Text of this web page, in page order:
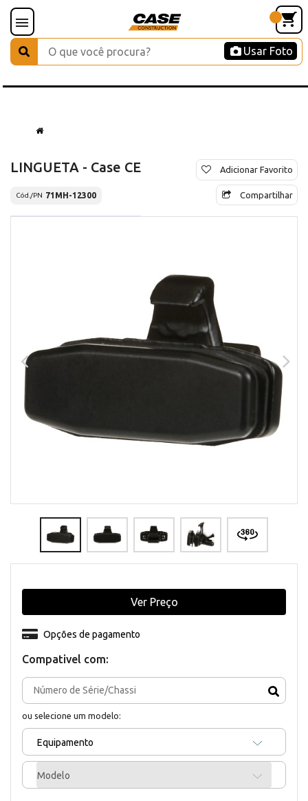
Usar Foto
LINGUETA - Case CE
Cód./PN 71MH-12300
Adicionar Favorito
Compartilhar
Compativel com:
ou selecione um modelo:
Equipamento
Modelo
Opções de pagamento
Ver Preço